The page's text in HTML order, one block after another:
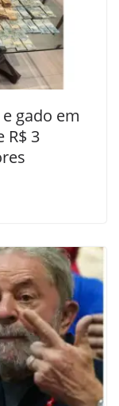
gado em
R$ 3